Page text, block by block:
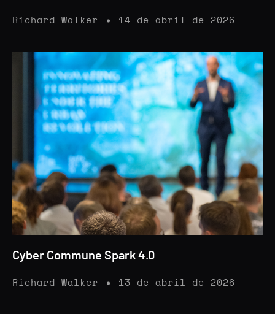
Richard Walker 14 de abril de 2026
Cyber Commune Spark 4.0
Richard Walker 13 de abril de 2026